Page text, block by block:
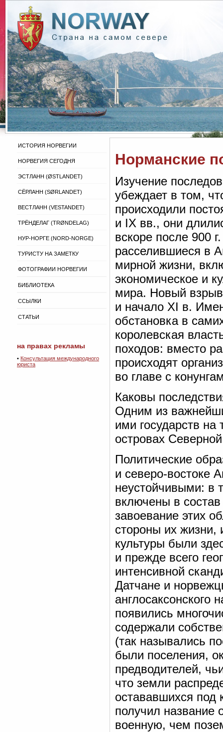
ИСТОРИЯ НОРВЕГИИ
НОРВЕГИЯ СЕГОДНЯ
ЭСТЛАНН (ØSTLANDET)
СЁРЛАНН (SØRLANDET)
ВЕСТЛАНН (VESTANDET)
ТРЁНДЕЛАГ (TRØNDELAG)
НУР-НОРГЕ (NORD-NORGE)
ТУРИСТУ НА ЗАМЕТКУ
ФОТОГРАФИИ НОРВЕГИИ
БИБЛИОТЕКА
ССЫЛКИ
СТАТЬИ
на правах рекламы
• Консультация международного
юриста
Норманские
Изучение
убеждает в том,
происходили
и IX вв., они
вскоре после 900
расселившиеся в
мирной жизни,
экономическое и
мира. Новый взрыв
и начало XI в.
обстановка в
королевская
походов: вместо
происходят
во главе с
Каковы
Одним из
ими государств
островах
Политические
и северо-востоке
неустойчивыми: в
включены в состав
завоевание этих
стороны их жизни,
культуры были
и прежде всего
интенсивной
Датчане и
англосаксонского
появились
содержали
(так назывались
были поселения,
предводителей,
что земли
остававшихся под
получил название
военную, чем